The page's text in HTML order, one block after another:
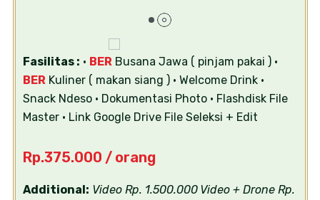
Fasilitas : • BERBusana Jawa ( pinjam pakai )•
BERKuliner ( makan siang )• Welcome Drink•
Snack Ndeso• Dokumentasi Photo• Flashdisk File
Master• Link Google Drive File Seleksi + Edit
Rp.375.000 / orang
Additional: Video Rp. 1.500.000Video + Drone Rp.